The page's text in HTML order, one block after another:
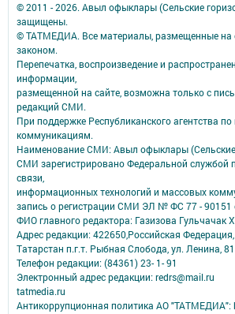
© 2011 - 2026. Авыл офыклары (Сельские
защищены.
© ТАТМЕДИА. Все материалы, размещенные на
законом.
Перепечатка, воспроизведение и
информации,
размещенной на сайте, возможна только с
редакций СМИ.
При поддержке Республиканского агентства
коммуникациям.
Наименование СМИ: Авыл офыклары
СМИ зарегистрировано Федеральной службой
связи,
информационных технологий и массовых
запись о регистрации СМИ ЭЛ № ФС 77 - 90151
ФИО главного редактора: Газизова Гульчачак
Адрес редакции: 422650,Российская
Татарстан п.г.т. Рыбная Слобода, ул. Ленина,
Телефон редакции: (84361) 23- 1- 91
Электронный адрес редакции: redrs@mail.ru
tatmedia.ru
Антикоррупционная политика АО "ТАТМЕДИА":